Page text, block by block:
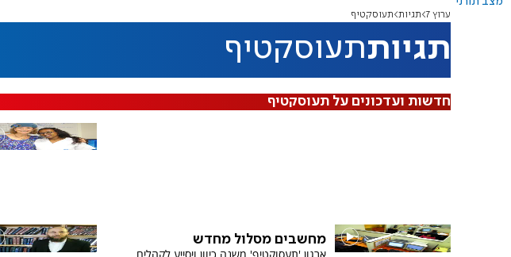
ערוץ 7 תגיות תעוסקטיף
תגיותתעוסקטיף
חדשות ועדכונים על תעוסקטיף
מחשבים מסלול מחדש